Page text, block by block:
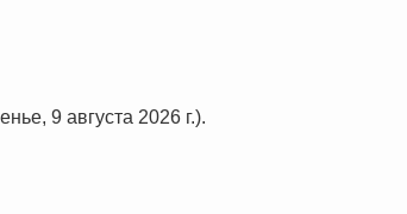
9 августа 2026 г.).